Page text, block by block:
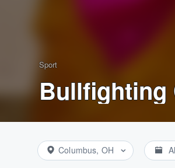
Sport
Bullfighting
Columbus, OH